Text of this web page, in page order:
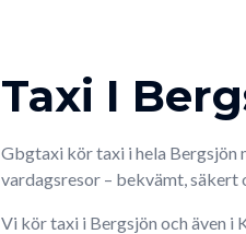
Taxi I
Gbgtaxi kör taxi i hela Bergsjön
vardagsresor – bekvämt, säkert
Vi kör taxi i Bergsjön och även i